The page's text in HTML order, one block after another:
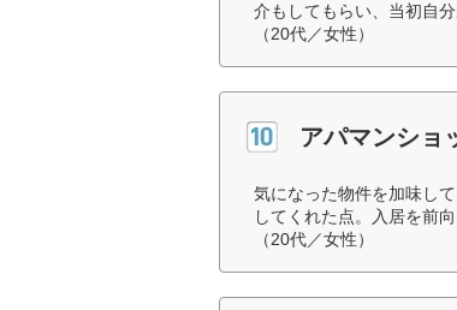
介もしてもらい、当初自
（20代／女性）
アパマンショ
気になった物件を加味し
してくれた点。入居を前
（20代／女性）